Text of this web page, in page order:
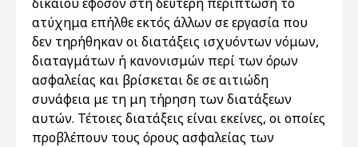
ατύχημα επήλθε εκτός άλλων σε εργασία που
δεν τηρήθηκαν οι διατάξεις ισχυόντων νόμων,
διαταγμάτων ή κανονισμών περί των όρων
ασφαλείας και βρίσκεται δε σε αιτιώδη
συνάφεια με τη μη τήρηση των διατάξεων
αυτών. Τέτοιες διατάξεις είναι εκείνες, οι οποίες
προβλέπουν τους όρους ασφαλείας των